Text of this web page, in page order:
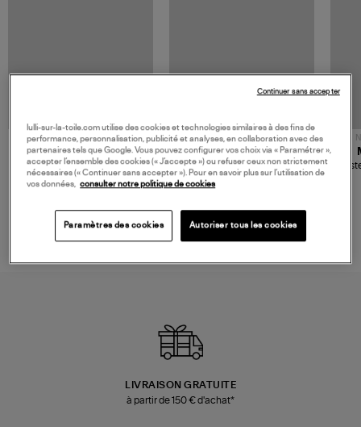
480,00 €
JEROME DREYFUSS
Sac Bobi S Cuir Lamé
Champagne
NOUVELLE COLLECTION
189,00 €
TORAL
Mocassins Killian Sport
Mousse
LIVRAISON GRATUITE
à partir de 150 € d'achat*
lulli-sur-la-toile.com utilise des cookies et technologies similaires à des fins de
performance, personnalisation, publicité et analyses, en collaboration avec des
partenaires tels que Google. Vous pouvez configurer vos choix via « Paramétrer »,
accepter l’ensemble des cookies (« J’accepte ») ou refuser ceux non strictement
nécessaires (« Continuer sans accepter »). Pour en savoir plus sur l’utilisation de
vos données, consulter notre politique de cookies
Paramètres des cookies Autoriser tous les cookies
Continuer sans accepter